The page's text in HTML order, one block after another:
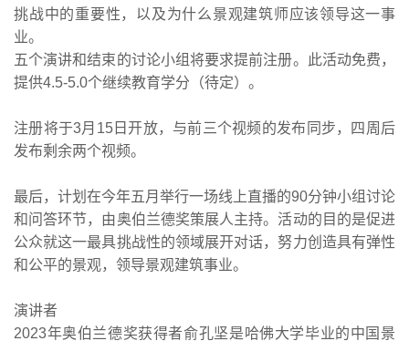
挑战中的重要性，以及为什么景观建筑师应该领导这一事
业。
五个演讲和结束的讨论小组将要求提前注册。此活动免费，
提供4.5-5.0个继续教育学分（待定）。
注册将于3月15日开放，与前三个视频的发布同步，四周后
发布剩余两个视频。
最后，计划在今年五月举行一场线上直播的90分钟小组讨论
和问答环节，由奥伯兰德奖策展人主持。活动的目的是促进
公众就这一最具挑战性的领域展开对话，努力创造具有弹性
和公平的景观，领导景观建筑事业。
演讲者
2023年奥伯兰德奖获得者俞孔坚是哈佛大学毕业的中国景